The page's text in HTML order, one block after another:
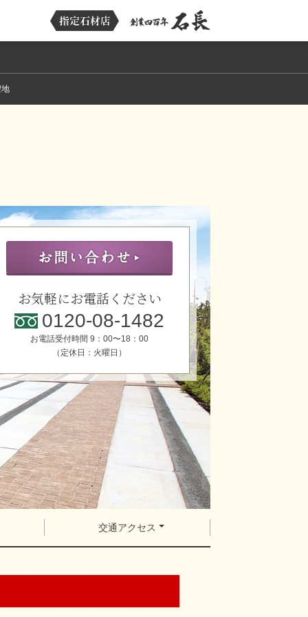
お気軽にお電話ください
0120-08-1482
お電話受付時間 9：00〜18：00
（定休日：火曜日）
交通アクセス